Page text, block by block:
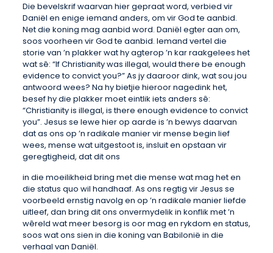
Die bevelskrif waarvan hier gepraat word, verbied vir
Daniël en enige iemand anders, om vir God te aanbid.
Net die koning mag aanbid word. Daniël egter aan om,
soos voorheen vir God te aanbid. Iemand vertel die
storie van ’n plakker wat hy agterop ’n kar raakgelees het
wat sê: “If Christianity was illegal, would there be enough
evidence to convict you?” As jy daaroor dink, wat sou jou
antwoord wees? Na hy bietjie hieroor nagedink het,
besef hy die plakker moet eintlik iets anders sê:
“Christianity is illegal, is there enough evidence to convict
you”. Jesus se lewe hier op aarde is ’n bewys daarvan
dat as ons op ’n radikale manier vir mense begin lief
wees, mense wat uitgestoot is, insluit en opstaan vir
geregtigheid, dat dit ons
in die moeilikheid bring met die mense wat mag het en
die status quo wil handhaaf. As ons regtig vir Jesus se
voorbeeld ernstig navolg en op ’n radikale manier liefde
uitleef, dan bring dit ons onvermydelik in konflik met ’n
wêreld wat meer besorg is oor mag en rykdom en status,
soos wat ons sien in die koning van Babilonië in die
verhaal van Daniël.